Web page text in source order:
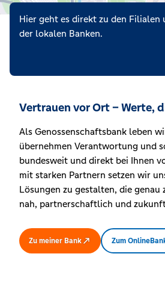
Hier geht es direkt zu den Filialen
der lokalen Banken.
Vertrauen vor Ort – Werte,
Als Genossenschaftsbank leben
übernehmen Verantwortung und
bundesweit und direkt bei Ihnen
mit starken Partnern setzen wir
Lösungen zu gestalten, die genau
nah, partnerschaftlich und
Zu meiner Bank Zum